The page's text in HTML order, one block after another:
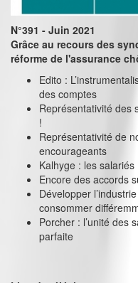
N°391 - Juin 2021
Grâce au recours des
réforme de l'assurance
Edito :
des comptes
Représentativité des
!
Représentativité de
encourageants
Kalhyge : les
Encore des accords
Développer
consommer
Porcher : l’unité des
parfaite